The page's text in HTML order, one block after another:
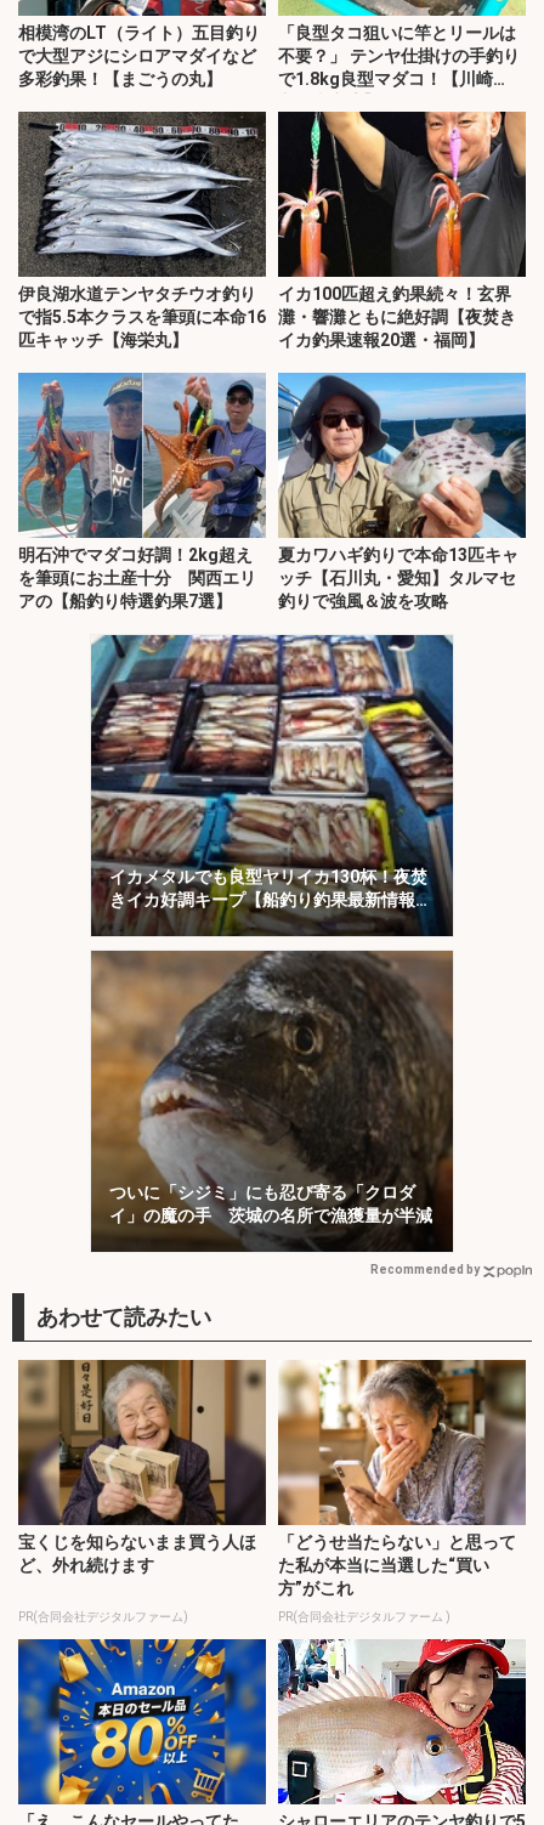
相模湾のLT（ライト）五目釣り
で大型アジにシロアマダイなど
多彩釣果！【まごうの丸】
「良型タコ狙いに竿とリールは
不要？」 テンヤ仕掛けの手釣り
で1.8kg良型マダコ！【川崎
伊良湖水道テンヤタチウオ釣り
で指5.5本クラスを筆頭に本命16
匹キャッチ【海栄丸】
イカ100匹超え釣果続々！玄界
灘・響灘ともに絶好調【夜焚き
イカ釣果速報20選・福岡】
明石沖でマダコ好調！2kg超え
を筆頭にお土産十分 関西エリ
アの【船釣り特選釣果7選】
夏カワハギ釣りで本命13匹キャ
ッチ【石川丸・愛知】タルマセ
釣りで強風＆波を攻略
イカメタルでも良型ヤリイカ130杯！夜焚
きイカ好調キープ【船釣り釣果最新情報13
選・玄界灘】
ついに「シジミ」にも忍び寄る「クロダ
イ」の魔の手 茨城の名所で漁獲量が半減
Recommended by
宝くじを知らないまま買う人ほ
ど、外れ続けます
PR(合同会社デジタルファーム)
「どうせ当たらない」と思って
た私が本当に当選した“買い
方”がこれ
PR(合同会社デジタルファーム )
「え、こんなセールやってた シャローエリアのテンヤ釣りで5